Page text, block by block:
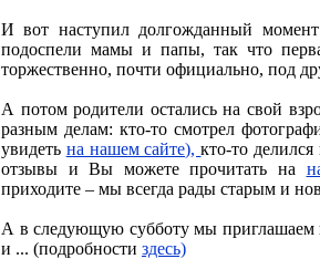
И вот наступил долгожданный
подоспели мамы и папы, так что
торжественно, почти официально, под
А потом родители остались на свой
разным делам: кто-то смотрел
увидеть на нашем сайте),кто-то
отзывы и Вы можете прочитать на
приходите – мы всегда рады старым и
А в следующую субботу мы приглашаем
и ... (подробности здесь)